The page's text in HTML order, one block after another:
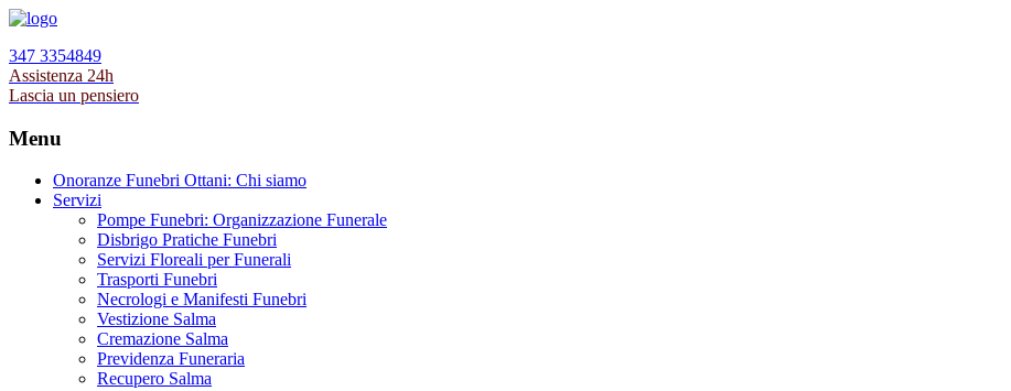
347 3354849
Assistenza 24h
Lascia un pensiero
Menu
Onoranze Funebri Ottani: Chi siamo
Servizi
Pompe Funebri: Organizzazione Funerale
Disbrigo Pratiche Funebri
Servizi Floreali per Funerali
Trasporti Funebri
Necrologi e Manifesti Funebri
Vestizione Salma
Cremazione Salma
Previdenza Funeraria
Recupero Salma